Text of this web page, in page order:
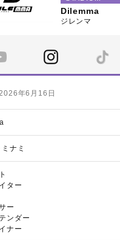
Dilemma
ジレンマ
年6月16日
ナミ
ター
ー
ンダー
ナー